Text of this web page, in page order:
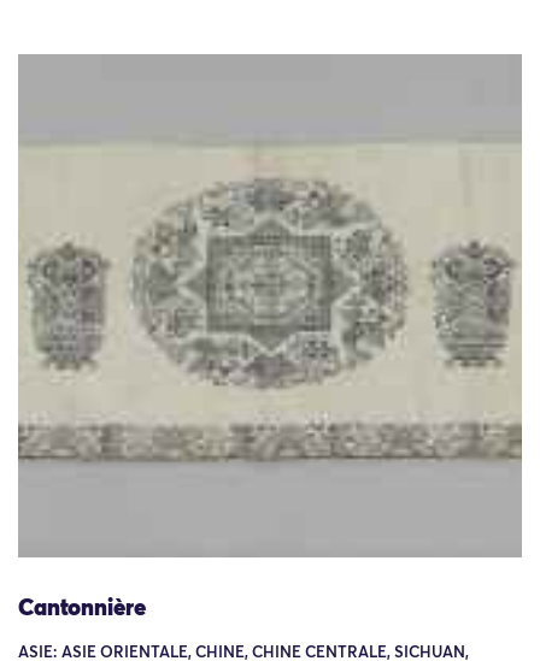
Cantonnière
ASIE: ASIE ORIENTALE, CHINE, CHINE CENTRALE, SICHUAN,